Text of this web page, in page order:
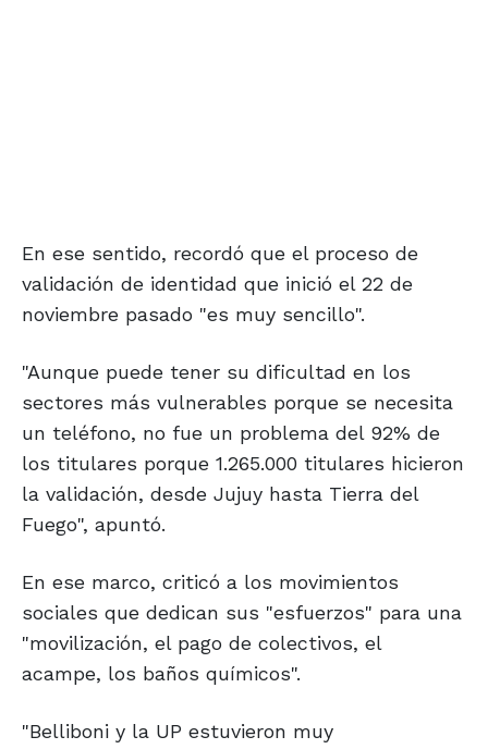
En ese sentido, recordó que el proceso de
validación de identidad que inició el 22 de
noviembre pasado "es muy sencillo".
"Aunque puede tener su dificultad en los
sectores más vulnerables porque se necesita
un teléfono, no fue un problema del 92% de
los titulares porque 1.265.000 titulares hicieron
la validación, desde Jujuy hasta Tierra del
Fuego", apuntó.
En ese marco, criticó a los movimientos
sociales que dedican sus "esfuerzos" para una
"movilización, el pago de colectivos, el
acampe, los baños químicos".
"Belliboni y la UP estuvieron muy